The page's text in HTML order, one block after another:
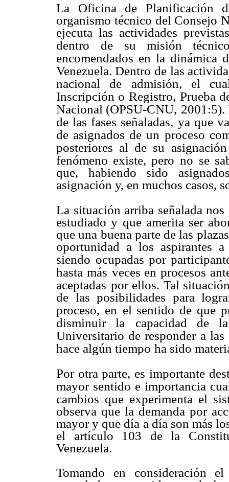
La Oficina de Planificación
organismo técnico del Consejo
ejecuta las actividades
dentro
de su misión
encomendados en la dinámica
Venezuela. Dentro de las
nacional de
admisión, el
Inscripción o Registro, Prueba
Nacional (OPSU-CNU, 2001:5).
de las fases señaladas, ya que
de asignados de un proceso
posteriores al de su
fenómeno existe, pero no se
que, habiendo sido
asignación y, en muchos casos,
La situación arriba señalada
estudiado y que amerita ser
que una buena parte de las
oportunidad a los aspirantes
siendo ocupadas por
hasta más veces en procesos
aceptadas por ellos. Tal
de las posibilidades para
proceso, en el sentido de que
disminuir la
capacidad de
Universitario de responder a las
hace algún tiempo ha sido
Por otra parte, es importante
mayor sentido e importancia
cambios que experimenta el
observa que la demanda por
mayor y que día a día son más
el artículo 103 de la
Venezuela.
Tomando en consideración